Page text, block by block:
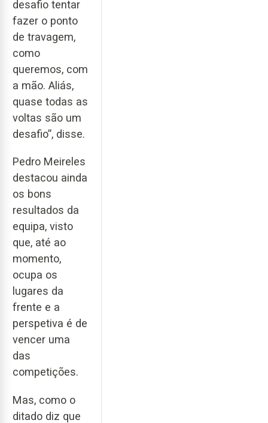
desafio tentar
fazer o ponto
de travagem,
como
queremos, com
a mão. Aliás,
quase todas as
voltas são um
desafio”, disse.
Pedro Meireles
destacou ainda
os bons
resultados da
equipa, visto
que, até ao
momento,
ocupa os
lugares da
frente e a
perspetiva é de
vencer uma
das
competições.
Mas, como o
ditado diz que